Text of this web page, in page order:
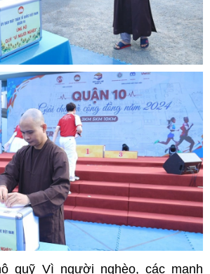
quỹ Vì người nghèo, các mạnh